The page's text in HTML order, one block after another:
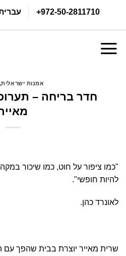
content
+972-50-2811710
אמנות ישראלית,
חדר בריחה –
"כמו ציפור על חוט, כמו שיכור
להיות חופשי".
לאונרד כהן.
שרית מאייר יוצרת בבית שהפך עם